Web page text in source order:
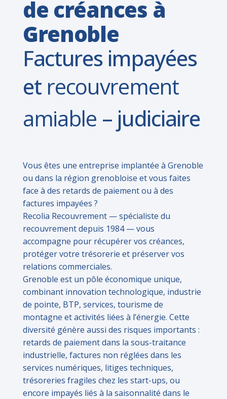
de créances à
Grenoble
Factures impayées
et recouvrement
amiable – judiciaire
Vous êtes une entreprise implantée à Grenoble
ou dans la région grenobloise et vous faites
face à des retards de paiement ou à des
factures impayées ?
Recolia Recouvrement — spécialiste du
recouvrement depuis 1984 — vous
accompagne pour récupérer vos créances,
protéger votre trésorerie et préserver vos
relations commerciales.
Grenoble est un pôle économique unique,
combinant innovation technologique, industrie
de pointe, BTP, services, tourisme de
montagne et activités liées à l’énergie. Cette
diversité génère aussi des risques importants :
retards de paiement dans la sous-traitance
industrielle, factures non réglées dans les
services numériques, litiges techniques,
trésoreries fragiles chez les start-ups, ou
encore impayés liés à la saisonnalité dans le